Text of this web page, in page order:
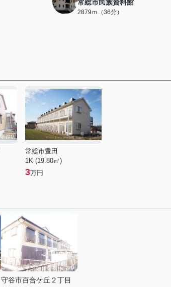
常総市民族資料館
2879ｍ（36分）
常総市豊田
1K (19.80㎡)
3万円
守谷市百合ケ丘２丁目